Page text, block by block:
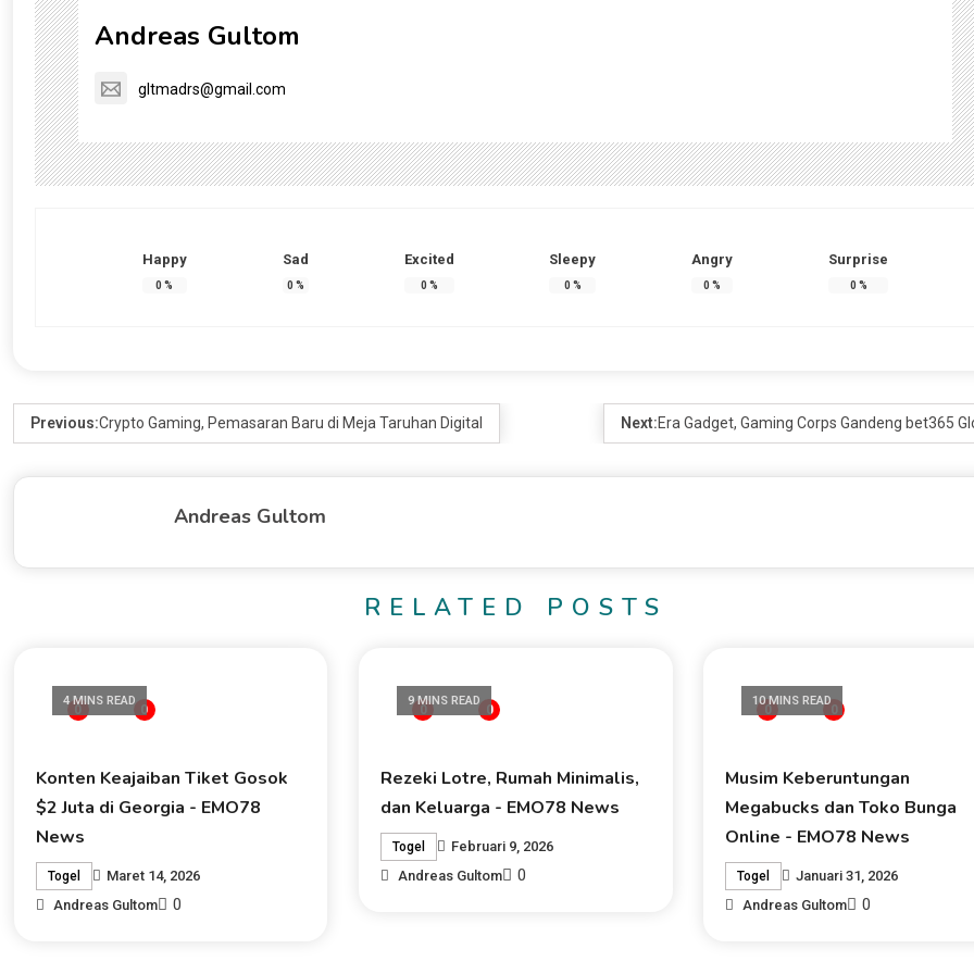
Andreas Gultom
gltmadrs@gmail.com
Happy
0 %
Sad
0 %
Excited
0 %
Sleepy
0 %
Angry
0 %
Surprise
0 %
Previous:Crypto Gaming, Pemasaran Baru di Meja Taruhan Digital Next:Era Gadget, Gaming Corps Gandeng bet365
Andreas Gultom
RELATED POSTS
0 0
4 MINS READ
Konten Keajaiban Tiket Gosok
$2 Juta di Georgia - EMO78
News
Togel
Maret 14, 2026
Andreas Gultom
0
0 0
9 MINS READ
Rezeki Lotre, Rumah Minimalis,
dan Keluarga - EMO78 News
Togel
Februari 9, 2026
Andreas Gultom
0
0 0
10 MINS READ
Musim Keberuntungan
Megabucks dan Toko Bunga
Online - EMO78 News
Togel
Januari 31, 2026
Andreas Gultom
0